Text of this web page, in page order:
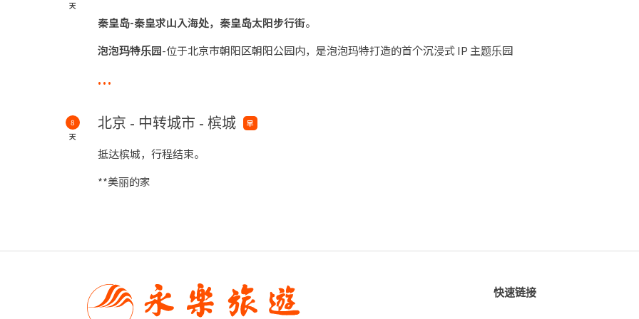
天
秦皇岛-秦皇求山入海处，秦皇岛太阳步行街。
泡泡玛特乐园-位于北京市朝阳区朝阳公园内，是泡泡玛特打造的首个沉浸式 IP 主题乐园
北京-外观‘鸟巢’+‘水立方’
...
8
天
北京 - 中转城市 - 槟城 早
抵达槟城，行程结束。
**美丽的家
快速链接